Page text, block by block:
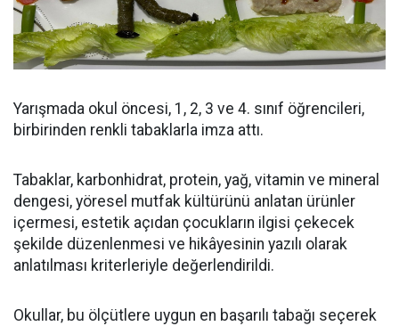
Yarışmada okul öncesi, 1, 2, 3 ve 4. sınıf öğrencileri,
birbirinden renkli tabaklarla imza attı.
Tabaklar, karbonhidrat, protein, yağ, vitamin ve mineral
dengesi, yöresel mutfak kültürünü anlatan ürünler
içermesi, estetik açıdan çocukların ilgisi çekecek
şekilde düzenlenmesi ve hikâyesinin yazılı olarak
anlatılması kriterleriyle değerlendirildi.
Okullar, bu ölçütlere uygun en başarılı tabağı seçerek